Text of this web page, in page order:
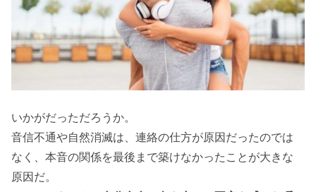
いかがだっただろうか。
音信不通や自然消滅は、連絡の仕方が原因だったのでは
なく、本音の関係を最後まで築けなかったことが大きな
原因だ。